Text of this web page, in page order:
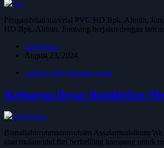
Pengambilan material PVC HD Bpk. Alimin,
HD Bpk. Alimin, Jombang berjalan dengan
batubeling
August 23, 2024
cubicle toilet phenolic resin
Keluarga Besar Batubeling
Bismillahirrohmaanirrohiim Assalamualaikum
atau malam idul fitri berkeliling kampung untuk